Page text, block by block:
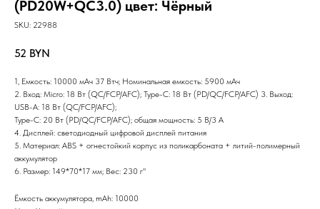
(PD20W+QC3.0) цвет: Чёрный
SKU: 22988
52 BYN
1, Емкость: 10000 мАч 37 Втч; Номинальная емкость: 5900 мАч
2. Вход: Micro: 18 Вт (QC/FCP/AFC); Type-C: 18 Вт (PD/QC/FCP/AFC) 3. Выход:
USB-A: 18 Вт (QC/FCP/AFC);
Type-C: 20 Вт (PD/QC/FCP/AFC); общая мощность: 5 В/3 А
4. Дисплей: светодиодный цифровой дисплей питания
5. Материал: ABS + огнестойкий корпус из поликарбоната + литий-полимерный
аккумулятор
6. Размер: 149*70*17 мм; Вес: 230 г"
Ёмкость аккумулятора, mAh: 10000